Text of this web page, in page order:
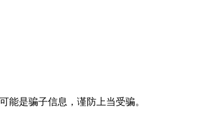
能是骗子信息，谨防上当受骗。